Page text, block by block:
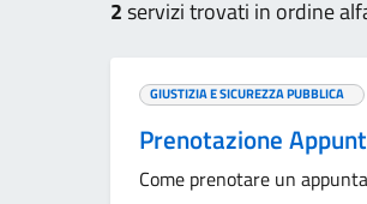
2servizi trovati in ordine
GIUSTIZIA E SICUREZZA PUBBLICA
Prenotazione
Come prenotare un